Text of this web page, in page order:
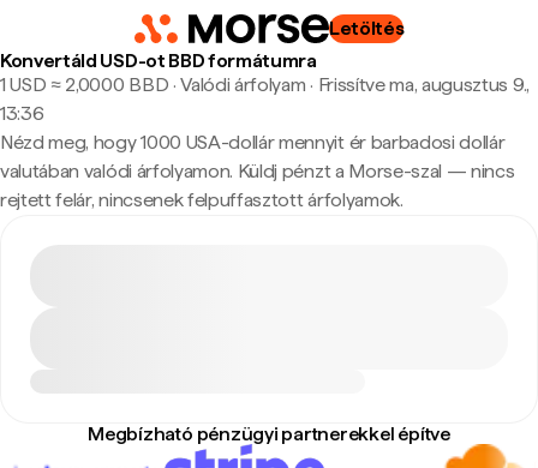
Letöltés
Konvertáld USD-ot BBD formátumra
1 USD ≈ 2,0000 BBD · Valódi árfolyam · Frissítve ma, augusztus 9.,
13:36
Nézd meg, hogy 1000 USA-dollár mennyit ér barbadosi dollár
valutában valódi árfolyamon. Küldj pénzt a Morse-szal — nincs
rejtett felár, nincsenek felpuffasztott árfolyamok.
Megbízható pénzügyi partnerekkel építve